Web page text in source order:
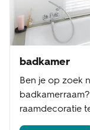
badkamer
Ben je op zoek
raamdecoratie